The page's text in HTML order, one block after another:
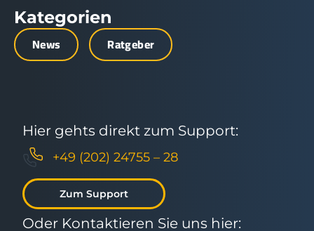
Kategorien
News Ratgeber
Hier gehts direkt zum Support:
+49 (202) 24755 – 28
Zum Support
Oder Kontaktieren Sie uns hier: